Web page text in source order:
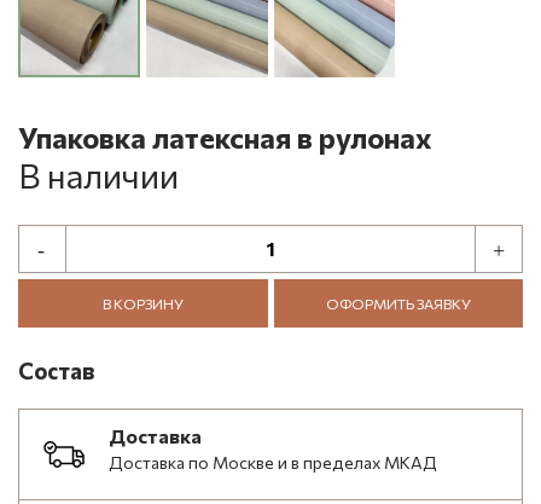
Упаковка латексная в рулонах
В наличии
В КОРЗИНУ ОФОРМИТЬ ЗАЯВКУ
Состав
Доставка
Доставка по Москве и в пределах МКАД